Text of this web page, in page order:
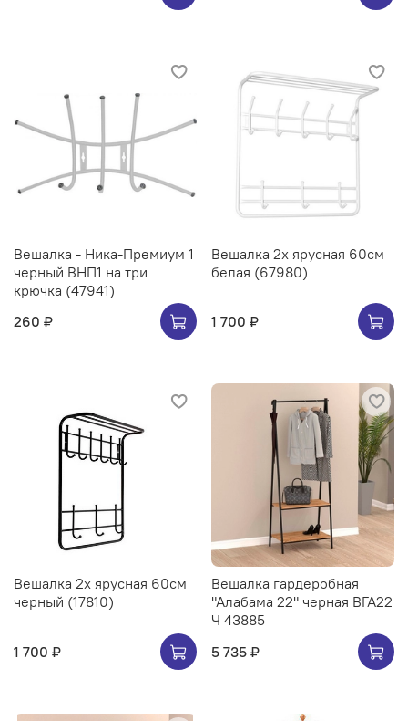
Вешалка - Ника-Премиум 1
черный ВНП1 на три
крючка (47941)
260 ₽
Вешалка 2х ярусная 60см
белая (67980)
1 700 ₽
Вешалка 2х ярусная 60см
черный (17810)
1 700 ₽
Вешалка гардеробная
"Алабама 22" черная ВГА22
Ч 43885
5 735 ₽